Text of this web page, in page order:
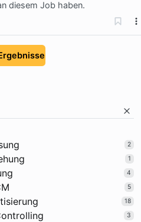
diesem Job haben.
2
1
4
5
18
3